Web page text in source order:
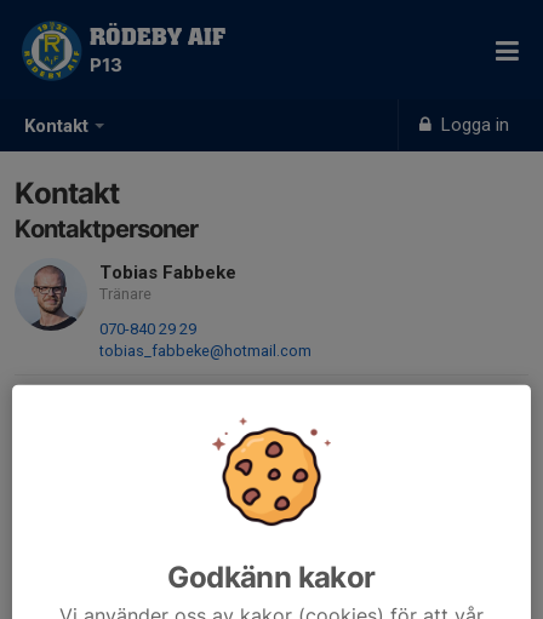
Kontakt Logga in
RÖDEBY AIF
P13
Kontakt
Kontaktpersoner
Tobias Fabbeke
Tränare
070-840 29 29
tobias_fabbeke@hotmail.com
siilverbark@hotmail.com
Godkänn kakor